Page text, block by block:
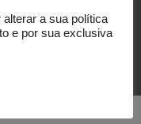
os direitos
alterar a sua política
e por sua exclusiva